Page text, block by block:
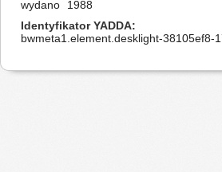
wydano
1988
Identyfikator YADDA
bwmeta1.element.desklight-38105ef8-